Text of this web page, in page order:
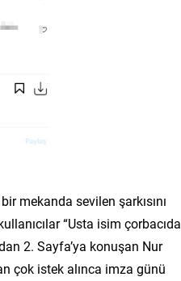
mekanda sevilen şarkısını
“Usta isim çorbacıda
2. Sayfa’ya konuşan Nur
çok istek alınca imza günü